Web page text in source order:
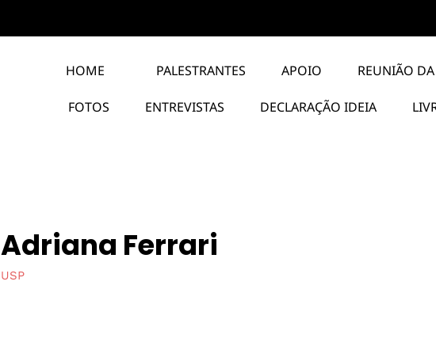
HOME PALESTRANTES APOIO REUNIÃO
FOTOS ENTREVISTAS DECLARAÇÃO IDEIA
Adriana Ferrari
USP